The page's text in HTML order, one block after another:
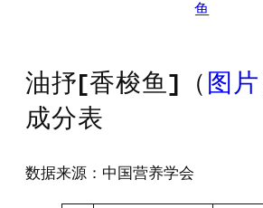
鱼
油抒[香梭鱼]（ 图片
成分表
数据来源：中国营养学会